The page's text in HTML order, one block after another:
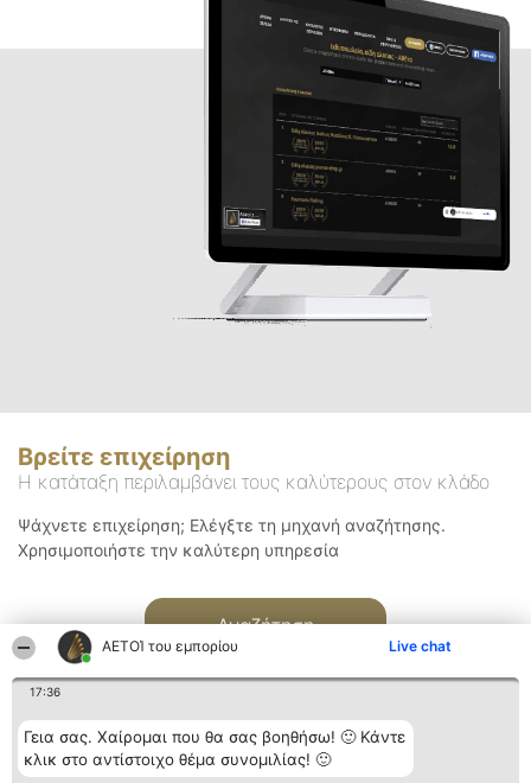
ΑΕΤΟΊ του εμπορίου Live chat
17:36
Γεια σας. Χαίρομαι που θα σας βοηθήσω! 🙂 Κάντε
κλικ στο αντίστοιχο θέμα συνομιλίας! 🙂
Βρείτε επιχείρηση
Η κατάταξη περιλαμβάνει τους καλύτερους στον κλάδο
Ψάχνετε επιχείρηση; Ελέγξτε τη μηχανή αναζήτησης.
Χρησιμοποιήστε την καλύτερη υπηρεσία
Αναζήτηση